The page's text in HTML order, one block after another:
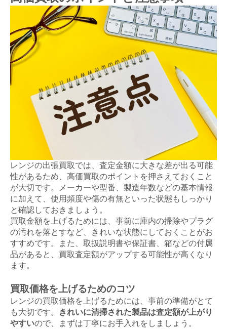
レンジの出張買取では、査定金額に大きな差が出る可能
性があるため、高価買取のポイントを押さえておくこと
が大切です。メーカーや型番、製造年数などの基本情報
に加えて、使用頻度や傷の有無といった状態もしっかり
と確認しておきましょう。
買取金額を上げるためには、事前に庫内の掃除やプラグ
の汚れを落とすなど、きれいな状態にしておくことがお
すすめです。また、取扱説明書や保証書、箱などの付属
品があると、買取査定額がアップする可能性が高くなり
ます。
買取価格を上げるためのコツ
レンジの買取価格を上げるためには、事前の準備がとて
も大切です。
きれいに清掃された製品は査定額が上がり
やすいので、まずは丁寧にお手入れをしましょう。